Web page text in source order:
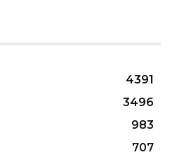
4391
3496
983
707